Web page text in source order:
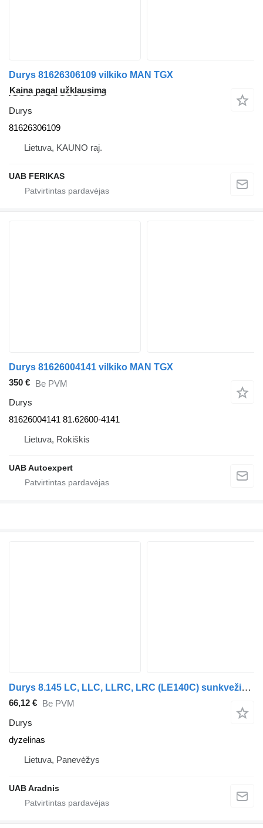
Durys 81626306109 vilkiko MAN TGX
Kaina pagal užklausimą
Durys
81626306109
Lietuva, KAUNO raj.
UAB FERIKAS
Durys 81626004141 vilkiko MAN TGX
350 € Be PVM
Durys
81626004141 81.62600-4141
Lietuva, Rokiškis
UAB Autoexpert
Durys 8.145 LC, LLC, LLRC, LRC (LE140C) sunkvežimio MAN L 2000
66,12 € Be PVM
Durys
dyzelinas
Lietuva, Panevėžys
UAB Aradnis